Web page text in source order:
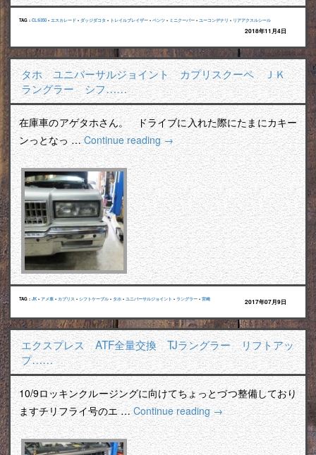
TAG : CLS350 • エスカレード • ダッジダコタ • トレイルブレイザー • ベンツ • ミニクーパー • ユーコンデナリ • リアアクスルシール
2018年11月4日
タホ ユニバーサルジョイント カプリスクーペ ＪＫ
ラングラー シフ……
在庫車のアゲタホさん。 ドライブに入れた際にたまにカキー
ンっとなっ …Continue reading→
TAG : JK • アメ車 • カプリス • シフトケーブル • タホ • ユニバーサルジョイント • ラングラー • 宮崎 2017年07月9日
エクスプレス ATF全量交換 TJラングラー リフトアッ
プ……
10/9ロッキンクルージングに向けてちょっとづつ整備しており
ますチリフライ号のエ …Continue reading→